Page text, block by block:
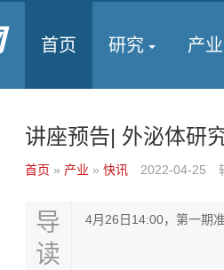
首页 研究 产业
讲座预告| 外泌体研
首页 » 产业 » 快讯 2022-04-25
导
读
4月26日14:00，第一期